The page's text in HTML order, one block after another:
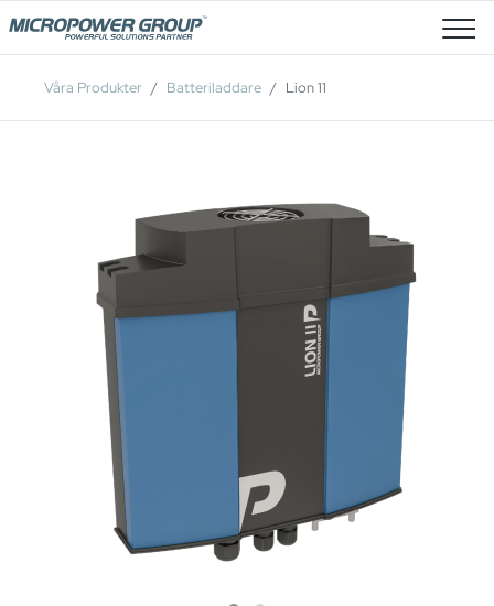
Lediga Tjänster
Våra Produkter Batteriladdare Lion 11